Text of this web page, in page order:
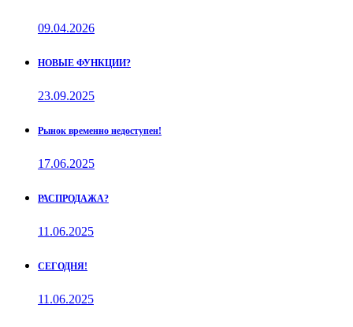
09.04.2026
НОВЫЕ ФУНКЦИИ?
23.09.2025
Рынок временно недоступен!
17.06.2025
РАСПРОДАЖА?
11.06.2025
СЕГОДНЯ!
11.06.2025